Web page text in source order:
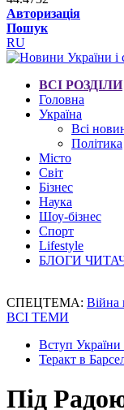
Авторизація
Пошук
RU
ВСІ РОЗДІЛИ
Головна
Україна
Всі
Політика
Місто
Світ
Бізнес
Наука
Шоу-бізнес
Спорт
Lifestyle
БЛОГИ
СПЕЦТЕМА: Війна
ВСІ ТЕМИ
Вступ
Теракт в
Під